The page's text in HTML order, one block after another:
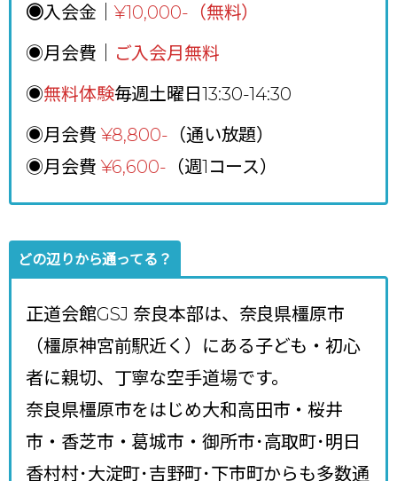
◉入会金｜ ¥10,000-（無料）
◉月会費｜
ご入会月無料
◉無料体験毎週土曜日13:30-14:30
◉月会費 ¥8,800- （通い放題）
◉月会費 ¥6,600- （週1コース）
どの辺りから通ってる？
正道会館GSJ 奈良本部は、奈良県橿原市
（橿原神宮前駅近く）にある子ども・初心
者に親切、丁寧な空手道場です。
奈良県橿原市をはじめ大和高田市・桜井
市・香芝市・葛城市・御所市･高取町･明日
香村村･大淀町･吉野町･下市町からも多数通